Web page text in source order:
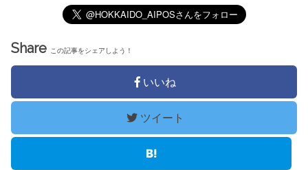
Share この記事をシェアしよう！
いいね
ツイート